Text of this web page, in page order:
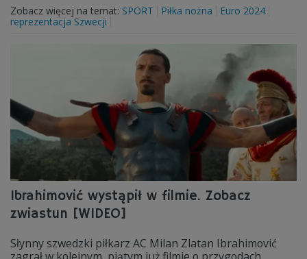
Zobacz więcej na temat: SPORT Piłka nożna
Euro 2024
reprezentacja Szwecji
Ibrahimović wystąpił w filmie. Zobacz
zwiastun [WIDEO]
Słynny szwedzki piłkarz AC Milan Zlatan Ibrahimović